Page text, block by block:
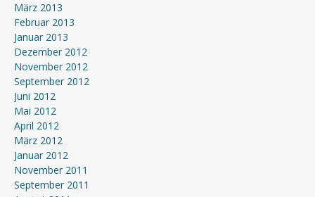
März 2013
Februar 2013
Januar 2013
Dezember 2012
November 2012
September 2012
Juni 2012
Mai 2012
April 2012
März 2012
Januar 2012
November 2011
September 2011